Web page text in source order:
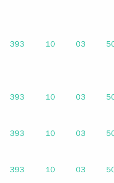
393 10 03
393 10 03
393 10 03
393 10 03